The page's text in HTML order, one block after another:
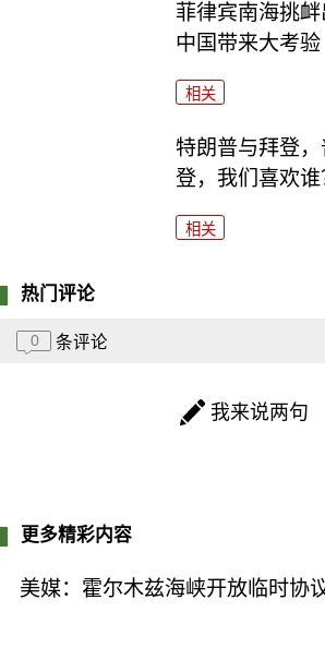
菲律宾南海挑
中国带来大考验
相关
特朗普与拜登
登，我们喜欢谁
相关
热门评论
0 条评论
我来说两句
更多精彩内容
美媒：霍尔木兹海峡开放临时协